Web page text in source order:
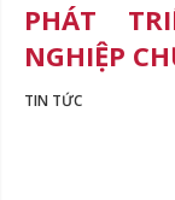
PHÁT
NGHIỆP
TIN TỨC